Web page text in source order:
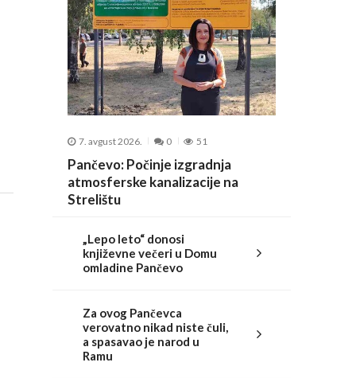
7. avgust 2026. 0 51
Pančevo: Počinje izgradnja
atmosferske kanalizacije na
Strelištu
„Lepo leto“ donosi
književne večeri u Domu
omladine Pančevo
Za ovog Pančevca
verovatno nikad niste čuli,
a spasavao je narod u
Ramu